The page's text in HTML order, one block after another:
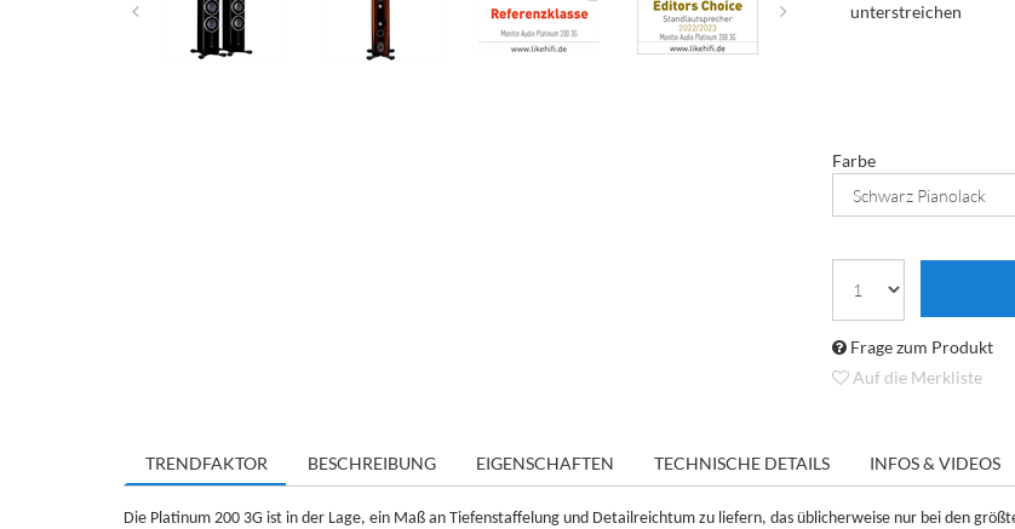
unterstreichen
Farbe
Frage zum Produkt
Auf die Merkliste
TRENDFAKTOR BESCHREIBUNG EIGENSCHAFTEN TECHNISCHE DETAILS INFOS & VIDEOS
Die Platinum 200 3G ist in der Lage, ein Maß an Tiefenstaffelung und Detailreichtum zu liefern, das üblicherweise nur bei den